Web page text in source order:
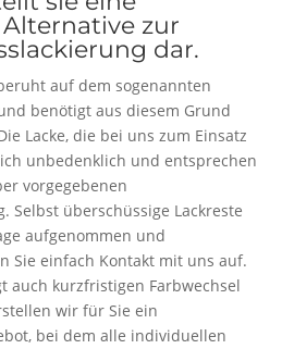
zur
dar.
auf dem sogenannten
benötigt aus diesem Grund
Lacke, die bei uns zum Einsatz
unbedenklich und entsprechen
vorgegebenen
Selbst überschüssige Lackreste
aufgenommen und
Sie einfach Kontakt mit uns auf.
auch kurzfristigen Farbwechsel
wir für Sie ein
bei dem alle individuellen